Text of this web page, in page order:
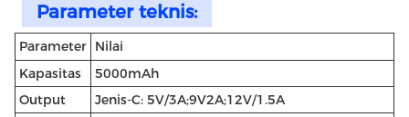
Parameter teknis:
Parameter Nilai
Kapasitas
5000mAh
Output
Jenis-C: 5V/3A;9V2A;12V/1.5A